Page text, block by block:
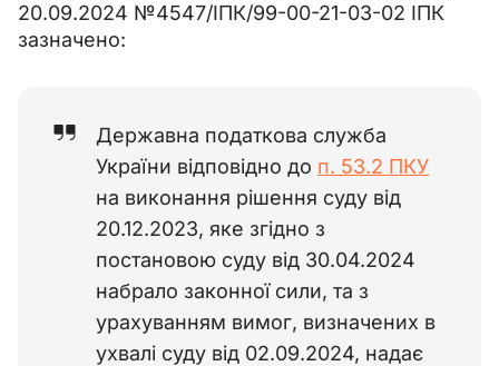
20.09.2024 №4547/ІПК/99-00-21-03-02 ІПК
зазначено:
Державна податкова служба
України відповідно до п. 53.2 ПКУ
на виконання рішення суду від
20.12.2023, яке згідно з
постановою суду від 30.04.2024
набрало законної сили, та з
урахуванням вимог, визначених в
ухвалі суду від 02.09.2024, надає